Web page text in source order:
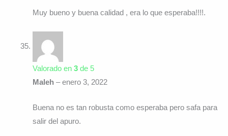
Muy bueno y buena calidad , era lo que esperaba!!!!.
Valorado en 3de 5
Maleh – enero 3, 2022
Buena no es tan robusta como esperaba pero safa para
salir del apuro.